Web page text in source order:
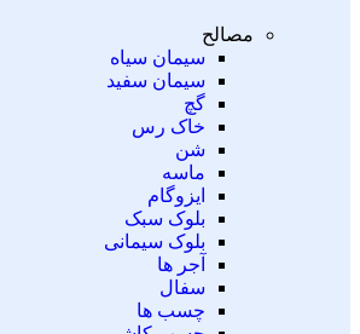
مصالح
سیمان سیاه
سیمان سفید
گچ
خاک رس
شن
ماسه
ایزوگام
بلوک سبک
بلوک سیمانی
آجر ها
سفال
چسب ها